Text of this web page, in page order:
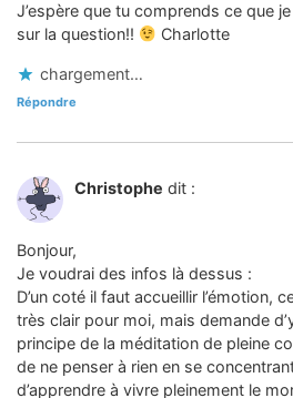
J’espère que tu comprends ce que
sur la question!!
Charlotte
chargement…
Répondre
Christophe dit :
Bonjour,
Je voudrai des infos là dessus :
D’un coté il faut accueillir l’émotion,
très clair pour moi, mais demande
principe de la méditation de pleine
de ne penser à rien en se
d’apprendre à vivre pleinement le